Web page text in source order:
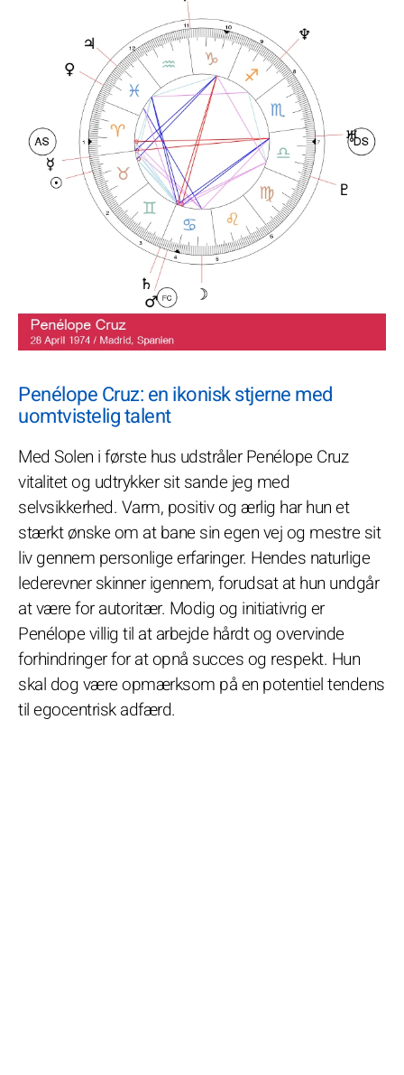
Penélope Cruz: en ikonisk stjerne med
uomtvistelig talent
Med Solen i første hus udstråler Penélope Cruz
vitalitet og udtrykker sit sande jeg med
selvsikkerhed. Varm, positiv og ærlig har hun et
stærkt ønske om at bane sin egen vej og mestre sit
liv gennem personlige erfaringer. Hendes naturlige
lederevner skinner igennem, forudsat at hun undgår
at være for autoritær. Modig og initiativrig er
Penélope villig til at arbejde hårdt og overvinde
forhindringer for at opnå succes og respekt. Hun
skal dog være opmærksom på en potentiel tendens
til egocentrisk adfærd.